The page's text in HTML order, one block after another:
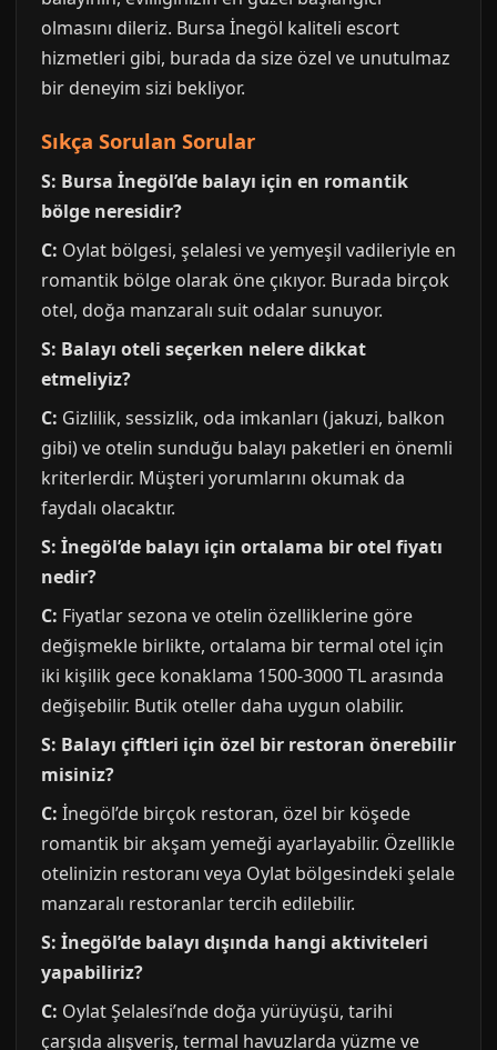
olmasını dileriz. Bursa İnegöl kaliteli escort
hizmetleri gibi, burada da size özel ve unutulmaz
bir deneyim sizi bekliyor.
Sıkça Sorulan Sorular
S: Bursa İnegöl’de balayı için en romantik
bölge neresidir?
C: Oylat bölgesi, şelalesi ve yemyeşil vadileriyle en
romantik bölge olarak öne çıkıyor. Burada birçok
otel, doğa manzaralı suit odalar sunuyor.
S: Balayı oteli seçerken nelere dikkat
etmeliyiz?
C: Gizlilik, sessizlik, oda imkanları (jakuzi, balkon
gibi) ve otelin sunduğu balayı paketleri en önemli
kriterlerdir. Müşteri yorumlarını okumak da
faydalı olacaktır.
S: İnegöl’de balayı için ortalama bir otel fiyatı
nedir?
C: Fiyatlar sezona ve otelin özelliklerine göre
değişmekle birlikte, ortalama bir termal otel için
iki kişilik gece konaklama 1500-3000 TL arasında
değişebilir. Butik oteller daha uygun olabilir.
S: Balayı çiftleri için özel bir restoran önerebilir
misiniz?
C: İnegöl’de birçok restoran, özel bir köşede
romantik bir akşam yemeği ayarlayabilir. Özellikle
otelinizin restoranı veya Oylat bölgesindeki şelale
manzaralı restoranlar tercih edilebilir.
S: İnegöl’de balayı dışında hangi aktiviteleri
yapabiliriz?
C: Oylat Şelalesi’nde doğa yürüyüşü, tarihi
çarşıda alışveriş, termal havuzlarda yüzme ve